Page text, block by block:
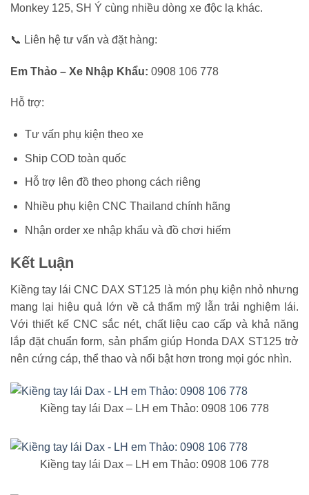
Monkey 125, SH Ý cùng nhiều dòng xe độc lạ khác.
📞 Liên hệ tư vấn và đặt hàng:
Em Thảo – Xe Nhập Khẩu: 0908 106 778
Hỗ trợ:
Tư vấn phụ kiện theo xe
Ship COD toàn quốc
Hỗ trợ lên đồ theo phong cách riêng
Nhiều phụ kiện CNC Thailand chính hãng
Nhận order xe nhập khẩu và đồ chơi hiếm
Kết Luận
Kiềng tay lái CNC DAX ST125 là món phụ kiện nhỏ nhưng
mang lại hiệu quả lớn về cả thẩm mỹ lẫn trải nghiệm lái.
Với thiết kế CNC sắc nét, chất liệu cao cấp và khả năng
lắp đặt chuẩn form, sản phẩm giúp Honda DAX ST125 trở
nên cứng cáp, thể thao và nổi bật hơn trong mọi góc nhìn.
Kiềng tay lái Dax – LH em Thảo: 0908 106 778
Kiềng tay lái Dax – LH em Thảo: 0908 106 778